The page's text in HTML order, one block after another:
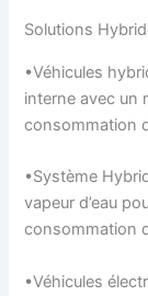
Solutions
•Véhicules
interne avec un
consommation
•Système
vapeur d’eau
consommation
•Véhicules